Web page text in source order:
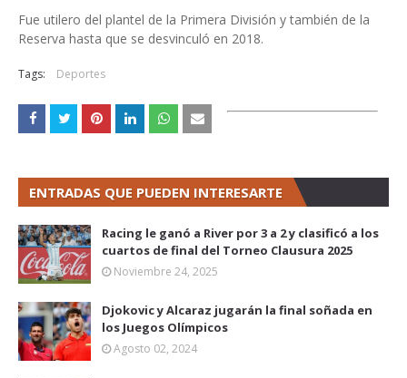
Fue utilero del plantel de la Primera División y también de la
Reserva hasta que se desvinculó en 2018.
Tags: Deportes
ENTRADAS QUE PUEDEN INTERESARTE
Racing le ganó a River por 3 a 2 y clasificó a los
cuartos de final del Torneo Clausura 2025
Noviembre 24, 2025
Djokovic y Alcaraz jugarán la final soñada en
los Juegos Olímpicos
Agosto 02, 2024